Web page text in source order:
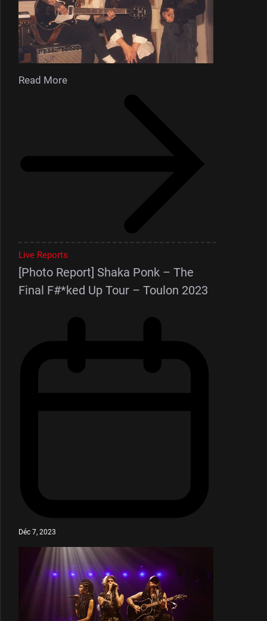
Read More
Live Reports
[Photo Report] Shaka Ponk – The
Final F#*ked Up Tour – Toulon 2023
Déc 7, 2023